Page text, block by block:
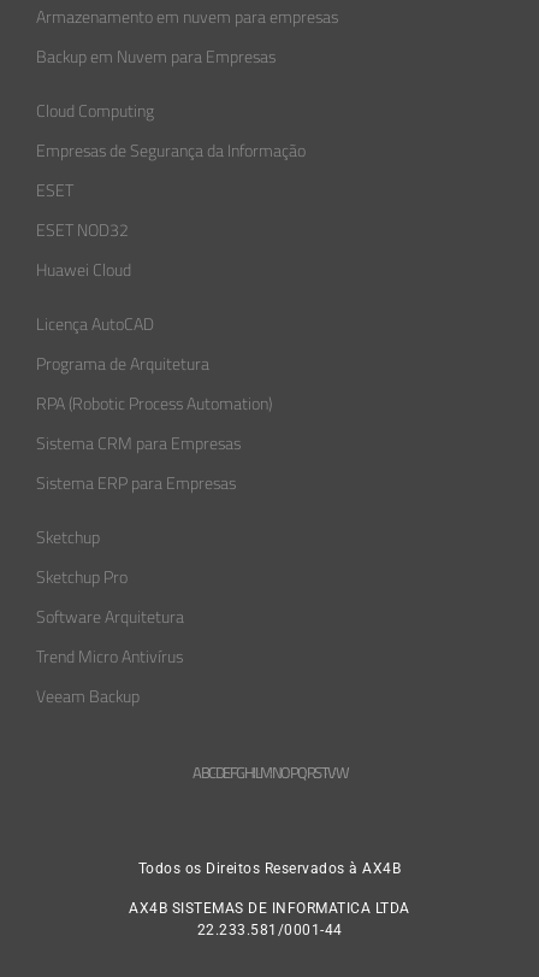
Armazenamento em nuvem para empresas
Backup em Nuvem para Empresas
Cloud Computing
Empresas de Segurança da Informação​
ESET
ESET NOD32
Huawei Cloud
Licença AutoCAD
Programa de Arquitetura
RPA (Robotic Process Automation)
Sistema CRM para Empresas
Sistema ERP para Empresas
Sketchup
Sketchup Pro
Software Arquitetura
Trend Micro Antivírus
Veeam Backup
ABCDEFGHLMNOPQRSTVW
Todos os Direitos Reservados à AX4B
AX4B SISTEMAS DE INFORMATICA LTDA
22.233.581/0001-44